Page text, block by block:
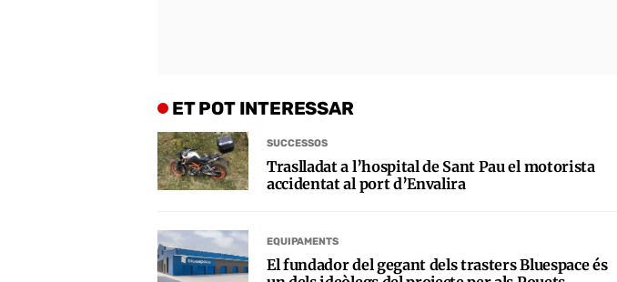
ET POT INTERESSAR
SUCCESSOS
Traslladat a l’hospital de Sant Pau el motorista
accidentat al port d’Envalira
EQUIPAMENTS
El fundador del gegant dels trasters Bluespace és